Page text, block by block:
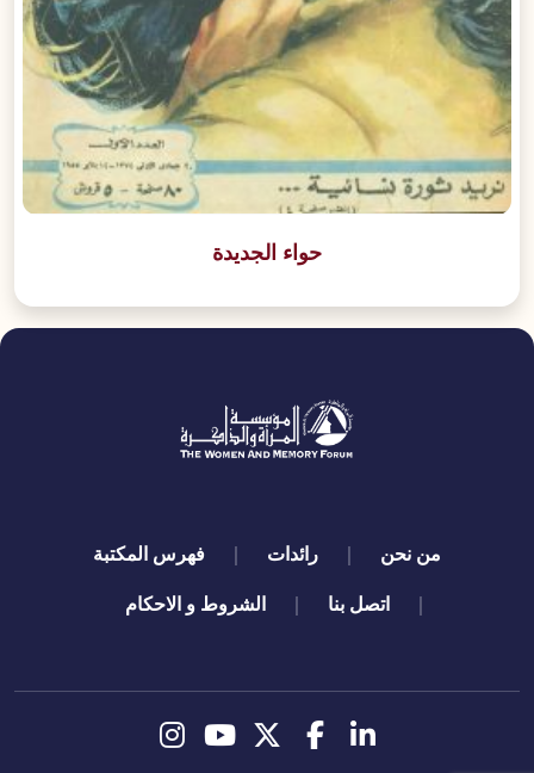
حواء الجديدة
quick links
من نحن رائدات
فهرس المكتبة
اتصل بنا
الشروط و الاحكام
تابعنا